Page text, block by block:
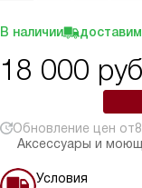
В наличии
18 000
Обновление цен от
Аксессуары и
Условия